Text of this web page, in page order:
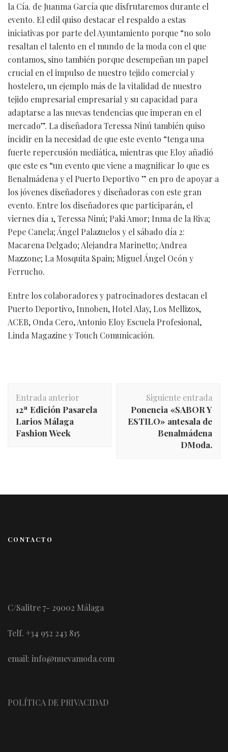
la Cía. de Juanma García que disfrutaremos durante el
evento. El edil quiso destacar el respaldo a estas
iniciativas por parte del Ayuntamiento porque “no solo
resaltan el talento en el mundo de la moda con el que
contamos, sino también porque desempeñan un papel
crucial en el impulso de nuestro tejido comercial y
hostelero, un ejemplo más de la vitalidad de nuestro
tejido empresarial empresarial y su capacidad para
adaptarse a las nuevas tendencias que imperan en el
mercado”. La diseñadora Teressa Ninú también quiso
incidir en la necesidad de que este evento “tenga una
fuerte repercusión mediática, mientras que Eloy añadió
que este es “un evento que viene a magnificar lo que es
Benalmádena y el Puerto Deportivo ” en pro de apoyar a
los jóvenes diseñadores y diseñadoras con este gran
evento. Entre los diseñadores que participarán, el
viernes día 1, Teressa Ninú; Paki Amor; Inma de la Riva;
Pepe Canela; Ángel Palazuelos y el sábado día 2:
Macarena Delgado; Alejandra Marinetto; Andrea
Mazzone; La Mosquita Spain; Miguel Ángel Ocón y
Ferrucho.
Entre los colaboradores y patrocinadores destacan el
Puerto Deportivo, Innoben, Hotel Alay, Los Mellizos,
ACEB, Onda Cero, Antonio Eloy Escuela Profesional,
Linda Magazine y Touch Comunicación.
de
entradas
Entrada anterior
12ª Edición Pasarela
Larios Málaga
Fashion Week
Siguiente entrada
Ponencia «SABOR Y
ESTILO» antesala de
Benalmádena
DModa.
CONTACTO
C/Salitre 7- 29002 Málaga
Telf. +34 952 243 815
email: info@nuevamoda.com
POLÍTICA DE PRIVACIDAD